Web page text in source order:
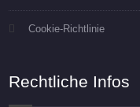
Cookie-Richtlinie
Rechtliche Infos